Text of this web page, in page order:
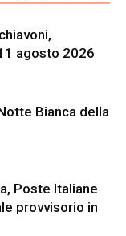
agosto 2026
Bianca della
Poste Italiane
provvisorio in